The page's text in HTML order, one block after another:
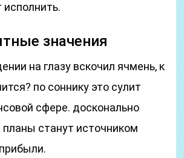
значения
на глазу вскочил ячмень, к
по соннику это сулит
сфере. досконально
станут источником